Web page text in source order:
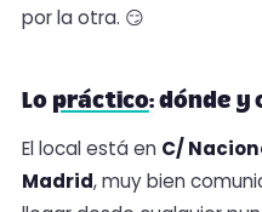
por la otra. 😏
Lopráctico: dónde y
El local está en C/
Madrid, muy bien